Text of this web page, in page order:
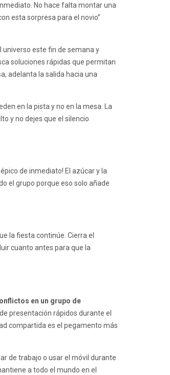
No hace falta montar una
esta sorpresa para el novio”
universo este fin de semana y
soluciones rápidas que permitan
adelanta la salida hacia una
en la pista y no en la mesa. La
y no dejes que el silencio
de inmediato! El azúcar y la
el grupo porque eso solo añade
la fiesta continúe. Cierra el
cuanto antes para que la
en un grupo de
presentación rápidos durante el
compartida es el pegamento más
de trabajo o usar el móvil durante
a todo el mundo en el